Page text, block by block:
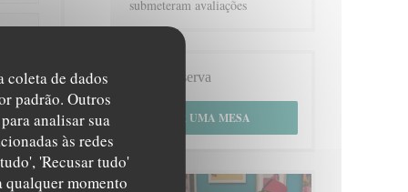
coleta de dados
padrão. Outros
analisar sua
às redes
'Recusar tudo'
qualquer momento
submeteram avaliações
Reserva
RESERVAR UMA MESA